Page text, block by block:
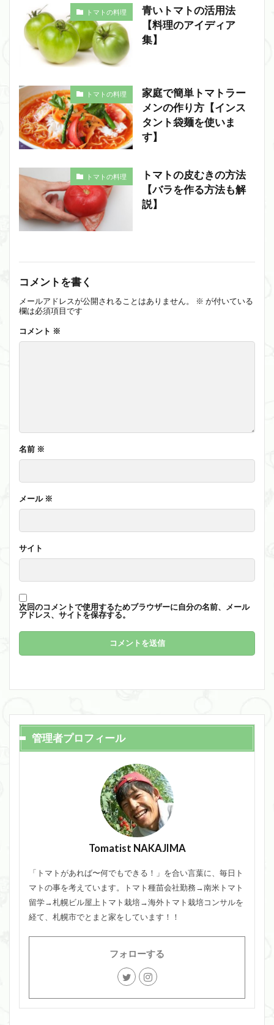
トマトの料理
青いトマトの活用法
【料理のアイディア
集】
トマトの料理
家庭で簡単トマトラー
メンの作り方【インス
タント袋麺を使いま
す】
トマトの料理
トマトの皮むきの方法
【バラを作る方法も解
説】
コメントを書く
メールアドレスが公開されることはありません。 ※ が付いている
欄は必須項目です
コメント ※
名前 ※
メール ※
サイト
次回のコメントで使用するためブラウザーに自分の名前、メール
アドレス、サイトを保存する。
管理者プロフィール
Tomatist NAKAJIMA
「トマトがあれば〜何でもできる！」を合い言葉に、毎日ト
マトの事を考えています。トマト種苗会社勤務→南米トマト
留学→札幌ビル屋上トマト栽培→海外トマト栽培コンサルを
経て、札幌市でとまと家をしています！！
フォローする